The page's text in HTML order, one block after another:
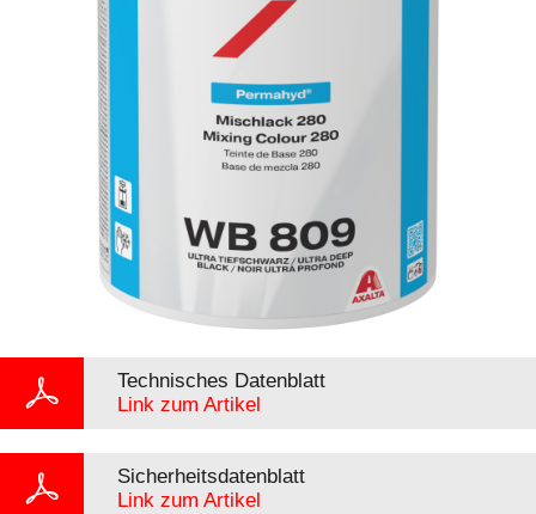
Technisches Datenblatt
Link zum Artikel
Sicherheitsdatenblatt
Link zum Artikel